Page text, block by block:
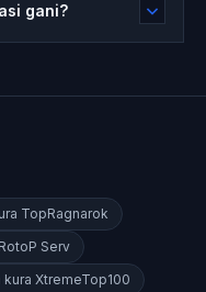
gani?
TopRagnarok
RotoP Serv
kura XtremeTop100